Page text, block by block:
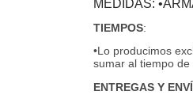
MEDIDAS:
TIEMPOS:
•Lo producimos
sumar al tiempo de
ENTREGAS Y